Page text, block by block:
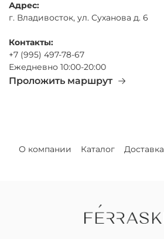
Адрес:
г. Владивосток, ул. Суханова д. 6
Контакты:
+7 (995) 497-78-67
Ежедневно 10:00-20:00
Проложить маршрут
О компании Каталог Доставка